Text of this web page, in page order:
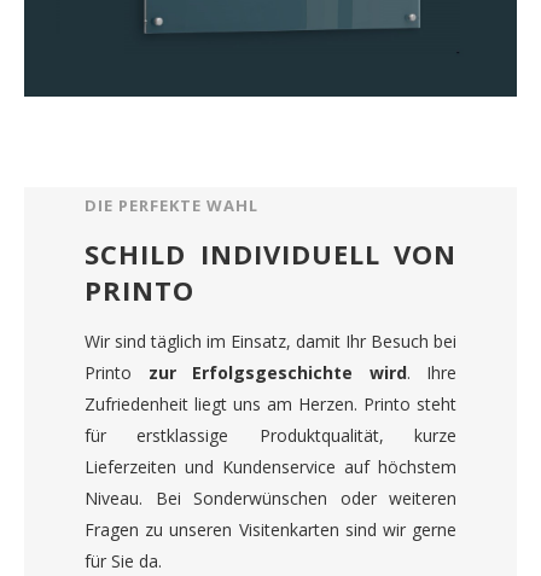
DIE PERFEKTE WAHL
SCHILD INDIVIDUELL VON
PRINTO
Wir sind täglich im Einsatz, damit Ihr Besuch bei
Printo zur Erfolgsgeschichte wird. Ihre
Zufriedenheit liegt uns am Herzen. Printo steht
für erstklassige Produktqualität, kurze
Lieferzeiten und Kundenservice auf höchstem
Niveau. Bei Sonderwünschen oder weiteren
Fragen zu unseren Visitenkarten sind wir gerne
für Sie da.